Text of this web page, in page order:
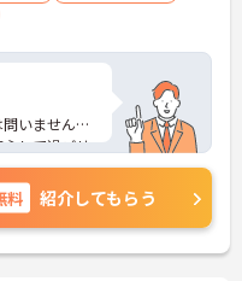
いません。
して過ごせ
か？
ど、さらに
相談くださ
料 紹介してもらう